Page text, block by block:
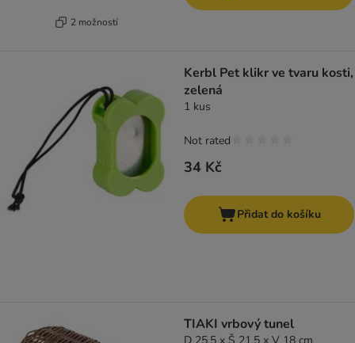
2 možností
Kerbl Pet klikr ve tvaru kosti,
zelená
1 kus
34 Kč
Not rated
Přidat do košíku
TIAKI vrbový tunel